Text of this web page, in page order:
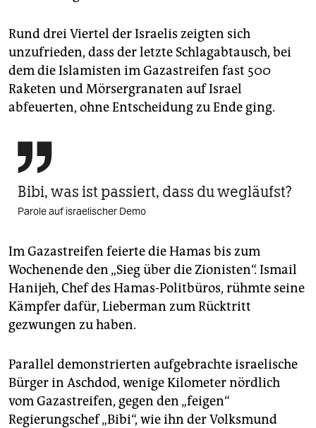
Rund drei Viertel der Israelis zeigten sich
unzufrieden, dass der letzte Schlagabtausch, bei
dem die Islamisten im Gazastreifen fast 500
Raketen und Mörsergranaten auf Israel
abfeuerten, ohne Entscheidung zu Ende ging.

Bibi, was ist passiert, dass du wegläufst?
Parole auf israelischer Demo
Im Gazastreifen feierte die Hamas bis zum
Wochenende den „Sieg über die Zionisten“. Ismail
Hanijeh, Chef des Hamas-Politbüros, rühmte seine
Kämpfer dafür, Lieberman zum Rücktritt
gezwungen zu haben.
Parallel demonstrierten aufgebrachte israelische
Bürger in Aschdod, wenige Kilometer nördlich
vom Gazastreifen, gegen den „feigen“
Regierungschef „Bibi“, wie ihn der Volksmund